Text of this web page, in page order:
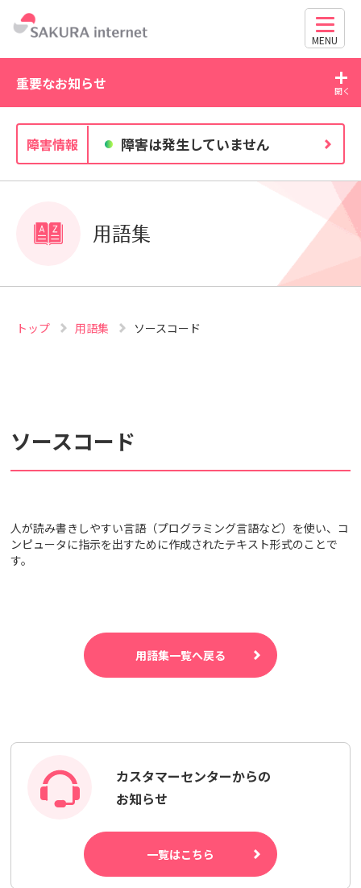
MENU
検索対象
個人情報保護のため、お名前や連絡先、会員IDを入力しないでください。
サイト内検索について
重要なお知らせ
2026/07/21
WordPress の脆弱性にご注意ください（CVE-2026-
障害情報 障害は発生していません
用語集
トップ 用語集 ソースコード
ソースコード
人が読み書きしやすい言語（プログラミング言語など）を使い、コ
ンピュータに指示を出すために作成されたテキスト形式のことで
す。
用語集一覧へ戻る
カスタマーセンターからの
お知らせ
一覧はこちら